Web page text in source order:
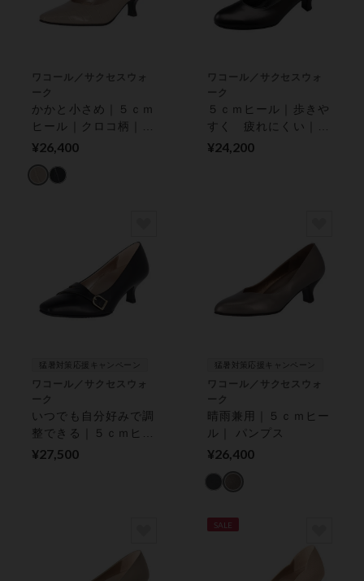
ワコール／サクセスウォ
ーク
かかと小さめ｜５ｃｍ
ヒール｜クロコ柄｜
パンプス
¥26,400
ワコール／サクセスウォ
ーク
５ｃｍヒール｜歩きや
すく 疲れにくい｜
パンプス
¥24,200
猛暑対策応援キャンペーン
ワコール／サクセスウォ
ーク
いつでも自分好みで調
整できる｜５ｃｍヒー
ル｜ パンプス
¥27,500
猛暑対策応援キャンペーン
ワコール／サクセスウォ
ーク
晴雨兼用｜５ｃｍヒー
ル｜ パンプス
¥26,400
SALE